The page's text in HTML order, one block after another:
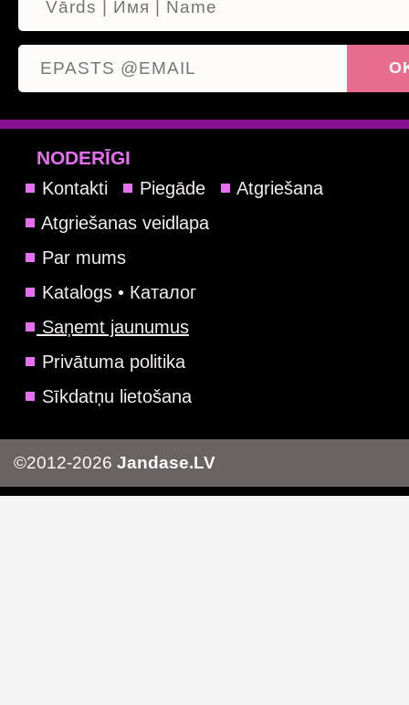
NODERĪGI
Kontakti Piegāde
Atgriešana
Atgriešanas veidlapa
Par mums
Katalogs • Каталог
Saņemt jaunumus
Privātuma politika
Sīkdatņu lietošana
©2012-2026 Jandase.LV